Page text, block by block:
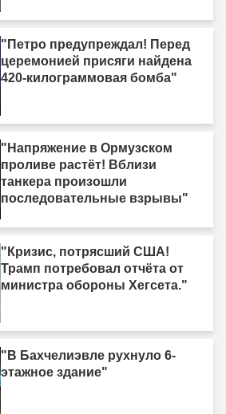
"Петро предупреждал! Перед
церемонией присяги найдена
420-килограммовая бомба"
"Напряжение в Ормузском
проливе растёт! Вблизи
танкера произошли
последовательные взрывы"
"Кризис, потрясший США!
Трамп потребовал отчёта от
министра обороны Хегсета."
"В Бахчелиэвле рухнуло 6-
этажное здание"